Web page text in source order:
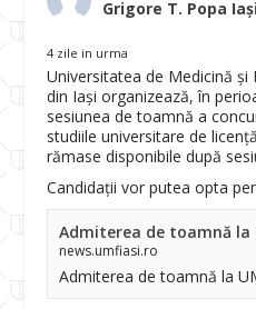
Grigore T. Popa
4 zile in urma
Universitatea de Medicină și
din Iași organizează, în
sesiunea de toamnă a
studiile universitare de
rămase disponibile după
Candidații vor putea opta
Admiterea de toamnă la
news.umfiasi.ro
Admiterea de toamnă la